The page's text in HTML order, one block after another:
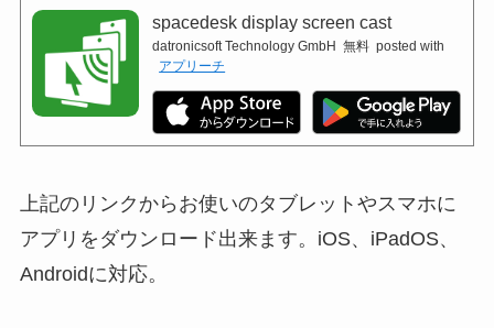
spacedesk display screen cast
datronicsoft Technology GmbH 無料 posted with
アプリーチ
上記のリンクからお使いのタブレットやスマホに
アプリをダウンロード出来ます。iOS、iPadOS、
Androidに対応。